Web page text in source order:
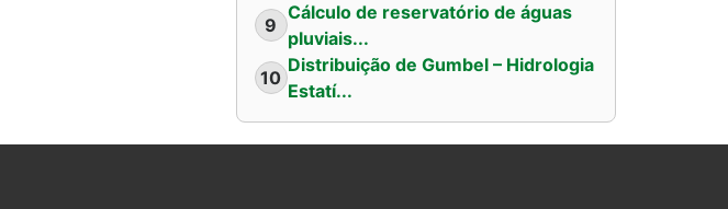
9
Cálculo de reservatório de águas
pluviais...
10
Distribuição de Gumbel – Hidrologia
Estatí...